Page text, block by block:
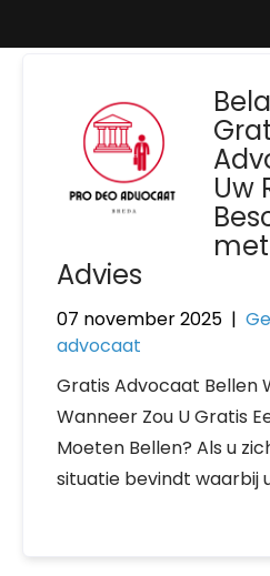
Uw
Advies
07 november 2025 |
advocaat
Gratis Advocaat Bellen
Wanneer Zou U Gratis
Moeten Bellen? Als u
situatie bevindt waarbij